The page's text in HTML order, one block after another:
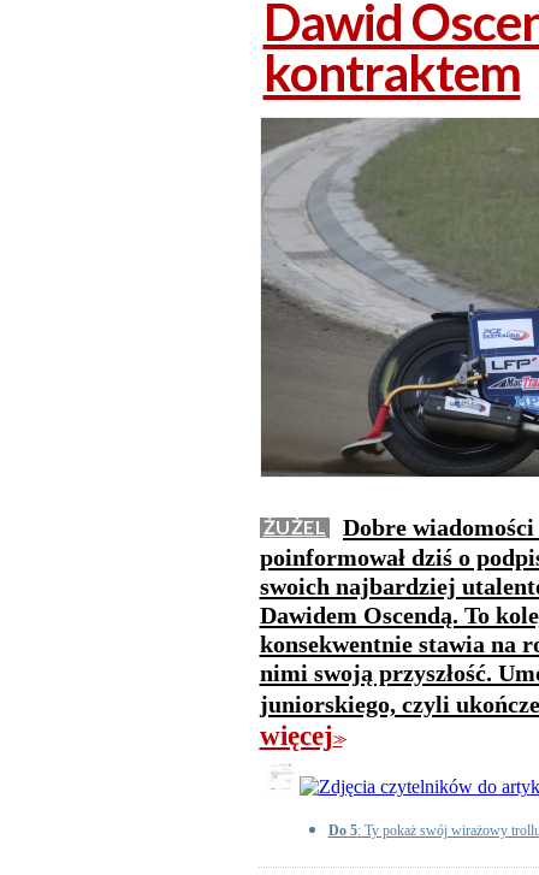
Dawid
kontraktem
ŻUŻEL
Dobre
poinformował dziś o
swoich najbardziej
Dawidem Oscendą. To
konsekwentnie stawia na
nimi swoją przyszłość.
juniorskiego, czyli
więcej>>
Do 5: Ty pokaż swój wirażowy